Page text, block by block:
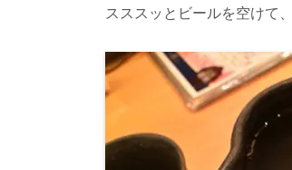
スススッとビールを空けて